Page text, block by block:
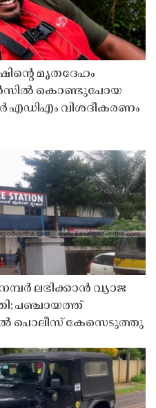
മൃതദേഹം
കൊണ്ടുപോയ
എഡിഎം വിശദീകരണം
ലഭിക്കാൻ വ്യാജ
പഞ്ചായത്ത്
പൊലീസ് കേസെടുത്തു